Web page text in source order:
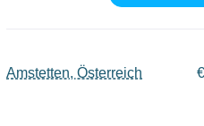
Amstetten, Österreich